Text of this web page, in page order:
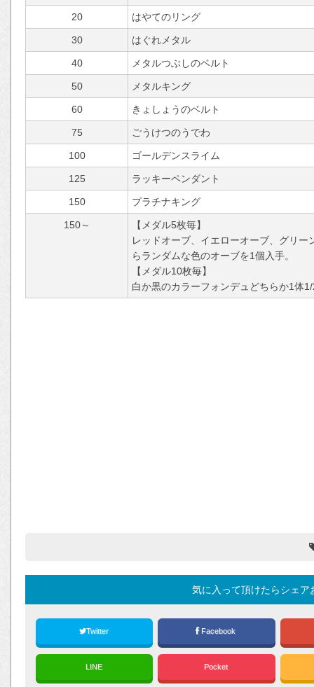
20 はやてのリング
30 はぐれメタル
40 メタルつぶしのベルト
50 メタルキング
60 きょしょうのベルト
75 ごうけつのうでわ
100 ゴールデンスライム
125 ラッキーペンダント
150 プラチナキング
150～
【メダル5枚毎】
レッドオーブ、イエローオーブ、グリ
らランダムな色のオーブを1個入手。
【メダル10枚毎】
白か黒のカラーフォンデュどちらか1体
気に入って頂けたらシェア
Twitter Facebook
LINE Pocket